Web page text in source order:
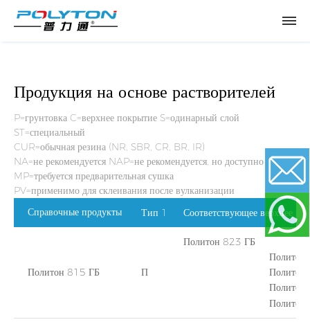
Продукция на основе растворителей
P=грунтовка C=верхнее покрытие S=одинарный слой
ST=специальный
CUR=обычная резина (NR, SBR, CR, BR, IR)
NA=не рекомендуется NAP=не рекомендуется, но доступно
MP=требуется предварительная сушка
PV=применимо для склеивания после вулканизации
Справочные продукты
Тип 1 Соответствующее верхнее
Политон 815 ГБ П
Политон 823 ГБ
Политон
Политон
Политон
Политон
Email
WhatsApp